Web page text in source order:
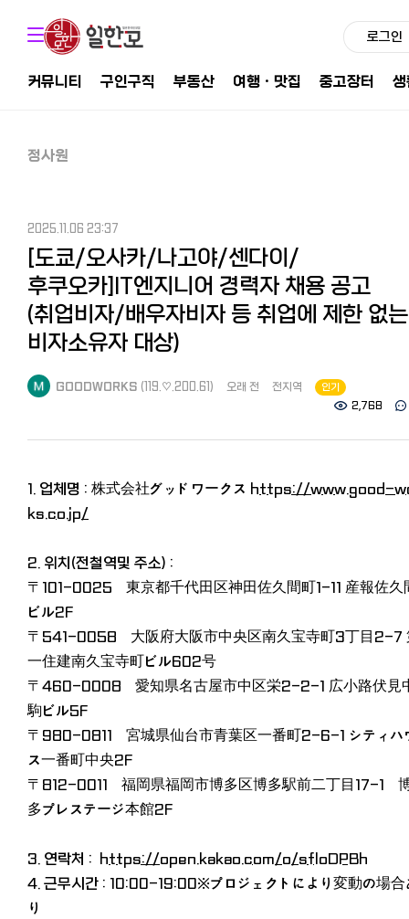
로그인
커뮤니티 구인구직 부동산 여행ㆍ맛집 중고장터
정사원
2025.11.06 23:37
[도쿄/오사카/나고야/센다이/
후쿠오카]IT엔지니어 경력자 채용 공고
(취업비자/배우자비자 등 취업에 제한 없는
비자소유자 대상)
GOODWORKS (119.♡.200.61) 오래 전 전지역
인기
2,768
1. 업체명 : 株式会社グッドワークス https://www.good-
ks.co.jp/
2. 위치(전철역및 주소) :
〒101-0025 東京都千代田区神田佐久間町1-11 産報佐久
ビル2F
〒541-0058 大阪府大阪市中央区南久宝寺町3丁目2-7
一住建南久宝寺町ビル602号
〒460-0008 愛知県名古屋市中区栄2-2-1 広小路伏見
駒ビル5F
〒980-0811 宮城県仙台市青葉区一番町2-6-1 シティハ
ス一番町中央2F
〒812-0011 福岡県福岡市博多区博多駅前二丁目17-1
多プレステージ本館2F
3. 연락처 : https://open.kakao.com/o/sfloDPBh
4. 근무시간 : 10:00-19:00※プロジェクトにより変動の場合
り